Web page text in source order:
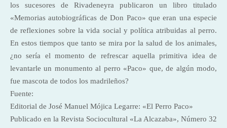
los sucesores de Rivadeneyra publicaron un libro titulado
«Memorias autobiográficas de Don Paco» que eran una especie
de reflexiones sobre la vida social y política atribuidas al perro.
En estos tiempos que tanto se mira por la salud de los animales,
¿no sería el momento de refrescar aquella primitiva idea de
levantarle un monumento al perro «Paco» que, de algún modo,
fue mascota de todos los madrileños?
Fuente:
Editorial de José Manuel Mójica Legarre: «El Perro Paco»
Publicado en la Revista Sociocultural «La Alcazaba», Número 32